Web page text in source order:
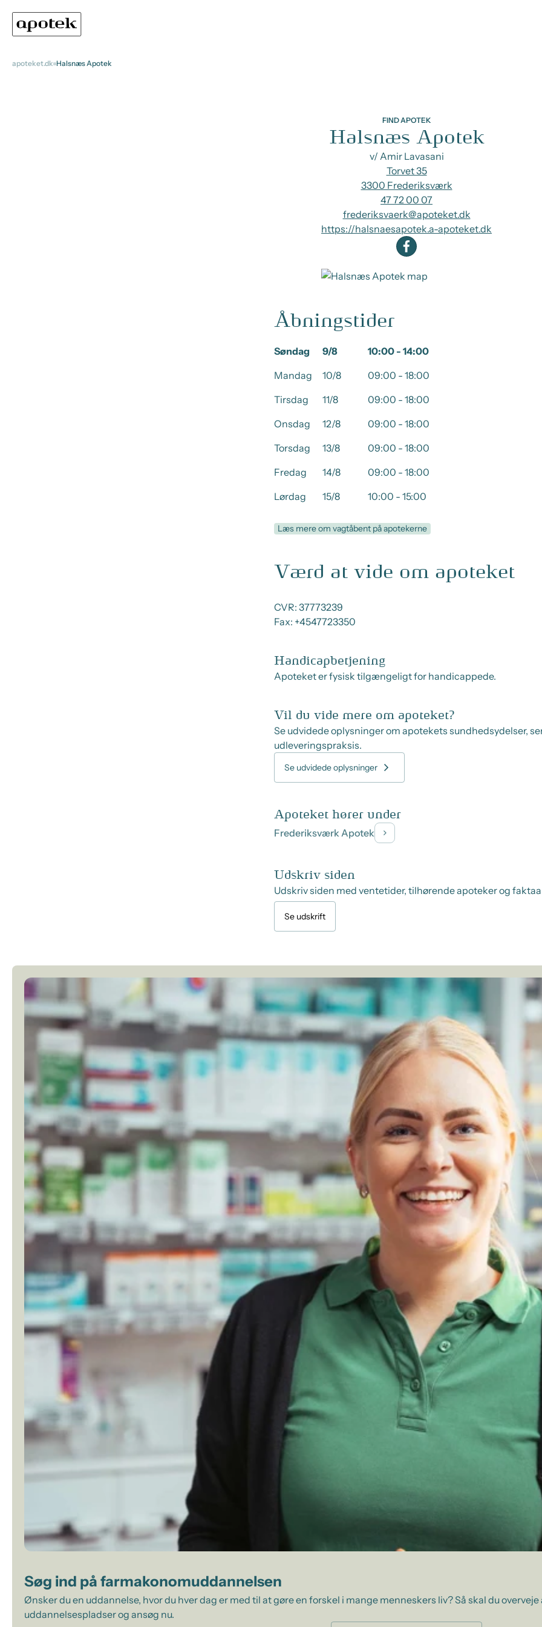
apoteket.dk Halsnæs Apotek
FIND APOTEK
Halsnæs Apotek
v/ Amir Lavasani
Torvet 35
3300 Frederiksværk
47 72 00 07
frederiksvaerk@apoteket.dk
https://halsnaesapotek.a-apoteket.dk
Åbningstider
Søndag 9/8
10:00 - 14:00
Mandag
10/8
09:00 - 18:00
Tirsdag
11/8
09:00 - 18:00
Onsdag
12/8
09:00 - 18:00
Torsdag
13/8
09:00 - 18:00
Fredag
14/8
09:00 - 18:00
Lørdag
15/8 10:00 - 15:00
Læs mere om vagtåbent på apotekerne
Værd at vide om apoteket
CVR: 37773239
Fax: +4547723350
Handicapbetjening
Apoteket er fysisk tilgængeligt for handicappede.
Vil du vide mere om apoteket?
Se udvidede oplysninger om apotekets sundhedsydelser,
udleveringspraksis.
Se udvidede oplysninger
Apoteket hører under
Frederiksværk Apotek
Udskriv siden
Udskriv siden med ventetider, tilhørende apoteker og
Se udskrift
Søg ind på farmakonomuddannelsen
Ønsker du en uddannelse, hvor du hver dag er med til at gøre en forskel i mange menneskers liv? Så skal du
uddannelsespladser og ansøg nu.